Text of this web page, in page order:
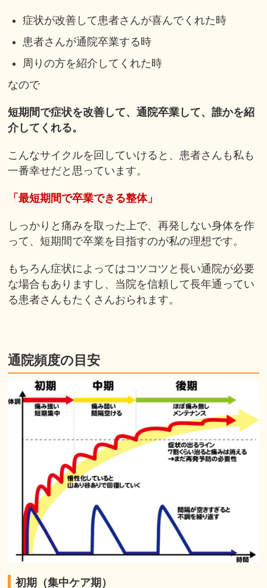
症状が改善して患者さんが喜んでくれた時
患者さんが通院卒業する時
周りの方を紹介してくれた時
なので
短期間で症状を改善して、通院卒業して、誰かを紹
介してくれる。
こんなサイクルを回していけると、患者さんも私も
一番幸せだと思っています。
「最短期間で卒業できる整体」
しっかりと痛みを取った上で、再発しない身体を作
って、短期間で卒業を目指すのが私の理想です。
もちろん症状によってはコツコツと長い通院が必要
な場合もありますし、当院を信頼して長年通ってい
る患者さんもたくさんおられます。
通院頻度の目安
初期（集中ケア期）